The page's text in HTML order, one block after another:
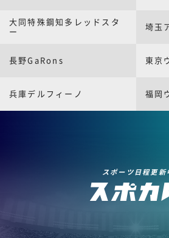
大同特殊鋼知多レッドスタ
ー
埼玉
長野GaRons 東京
兵庫デルフィーノ 福岡
スポーツ日程更新